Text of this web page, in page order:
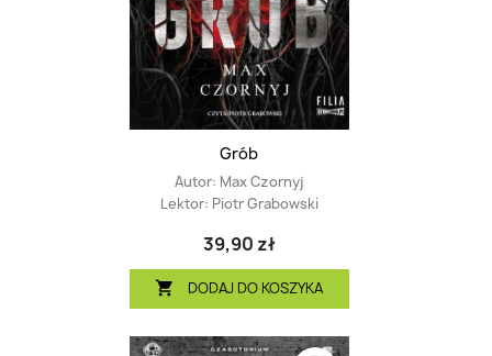
Grób
Autor: Max Czornyj
Lektor: Piotr Grabowski
39,90 zł
 DODAJ DO KOSZYKA